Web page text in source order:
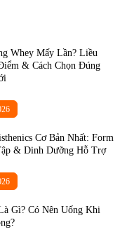
Whey Mấy Lần? Liều
& Cách Chọn Đúng
Cơ Bản Nhất: Form
& Dinh Dưỡng Hỗ Trợ
Gì? Có Nên Uống Khi